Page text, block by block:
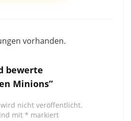
vorhanden.
bewerte
Minions”
nicht veröffentlicht.
mit * markiert